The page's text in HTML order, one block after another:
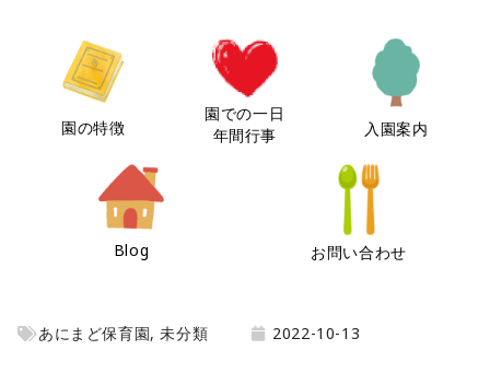
園の特徴
園での一日
年間行事
入園案内
Blog お問い合わせ
あにまど保育園,未分類 2022-10-13